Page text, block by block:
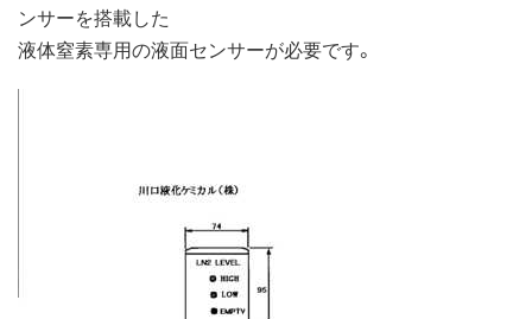
ンサーを搭載した
液体窒素専用の液面センサーが必要です。